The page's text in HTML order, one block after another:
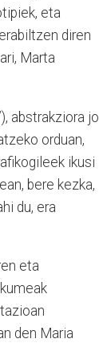
eta
diren
Marta
abstrakziora jo
orduan,
ikusi
bere kezka,
du, era
eta
den Maria